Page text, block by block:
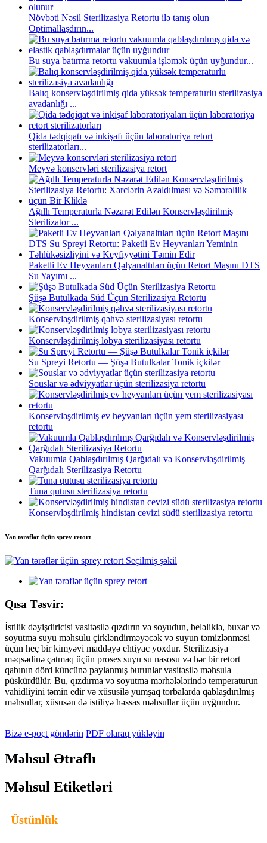
Növbəti Nəsil Sterilizasiya Retortu ilə tanış olun –
Optimallaşdırın...
Bu suya batırma retortu vakuumla işləmək üçün uyğundur...
Balıq konservləşdirilmiş qida yüksək temperaturlu sterilizasiya
avadanlığı ...
Qida tədqiqatı və inkişafı üçün laboratoriya retort
sterilizatorları...
Meyvə konservləri sterilizasiya retort
Ağıllı Temperaturla Nəzarət Edilən Konservləşdirilmiş
Sterilizator ...
Paketli Ev Heyvanları Qəlyanaltıları üçün Retort Maşını DTS
Su Yayımı ...
Şüşə Butulkada Süd Üçün Sterilizasiya Retortu
Konservləşdirilmiş qəhvə sterilizasiyası retortu
Konservləşdirilmiş lobya sterilizasiyası retortu
Su Spreyi Retortu — Şüşə Butulkalar Tonik içkilər
Souslar və ədviyyatlar üçün sterilizasiya retortu
Konservləşdirilmiş ev heyvanları üçün yem sterilizasiyası
retortu
Vakuumla Qablaşdırılmış Qarğıdalı və Konservləşdirilmiş
Qarğıdalı Sterilizasiya Retortu
Tuna qutusu sterilizasiya retortu
Konservləşdirilmiş hindistan cevizi südü sterilizasiya retortu
Yan tərəflər üçün sprey retort
Qısa Təsvir:
İstilik dəyişdiricisi vasitəsilə qızdırın və soyudun, beləliklə, buxar və
soyutma suyu məhsulu çirkləndirməyəcək və suyun təmizlənməsi
üçün heç bir kimyəvi maddəyə ehtiyac yoxdur. Sterilizasiya
məqsədinə çatmaq üçün proses suyu su nasosu və hər bir retort
qabının dörd küncünə paylanmış burunlar vasitəsilə məhsula
püskürdülür. Bu, qızdırma və soyutma mərhələlərində temperaturun
vahidliyini təmin edir və xüsusilə yumşaq torbalarda qablaşdırılmış
məhsullar, xüsusən də istiliyə həssas məhsullar üçün uyğundur.
Bizə e-poçt göndərin PDF olaraq yükləyin
Məhsul Ətraflı
Məhsul Etiketləri
Üstünlük